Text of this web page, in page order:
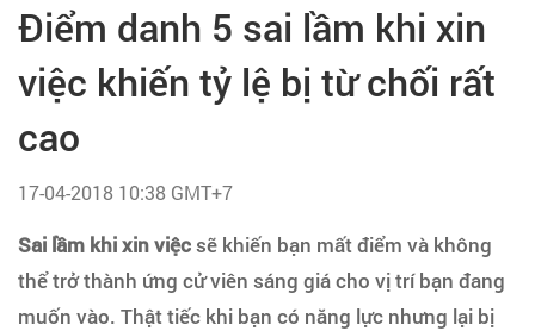
Tìm việc làm
Tạo hồ sơ
Cẩm nang việc làm
Bạn cần tuyển người
Nhà tuyển dụng
Điểm danh 5 sai lầm khi xin
việc khiến tỷ lệ bị từ chối rất
cao
17-04-2018 10:38 GMT+7
Sai lầm khi xin việcsẽ khiến bạn mất điểm và không
thể trở thành ứng cử viên sáng giá cho vị trí bạn đang
muốn vào. Thật tiếc khi bạn có năng lực nhưng lại bị